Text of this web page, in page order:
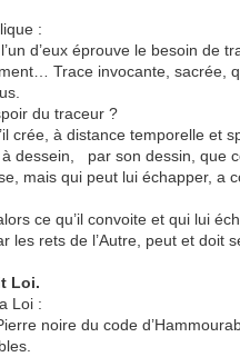
:
d’eux éprouve le besoin de
Trace invocante, sacrée,
du traceur ?
crée, à distance temporelle et
dessein,
par son dessin, que
mais qui peut lui échapper, a
ce qu’il convoite et qui lui
les rets de l’Autre, peut et doit
Loi.
Loi :
noire du code